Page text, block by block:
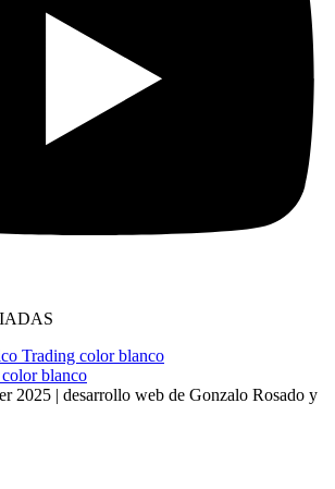
2025 | desarrollo web de Gonzalo Rosado y